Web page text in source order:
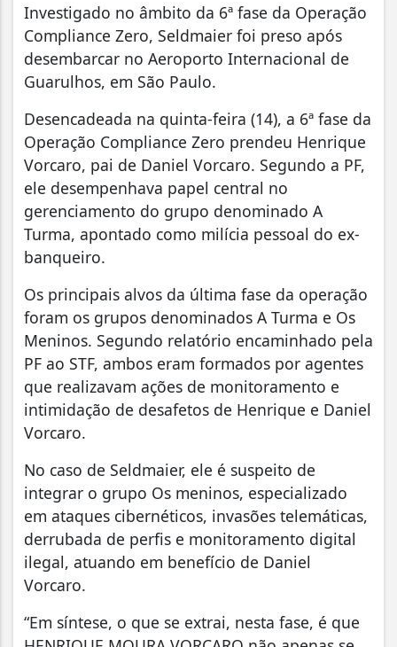
Investigado no âmbito da 6ª fase da Operação
Compliance Zero, Seldmaier foi preso após
desembarcar no Aeroporto Internacional de
Guarulhos, em São Paulo.
Desencadeada na quinta-feira (14), a 6ª fase da
Operação Compliance Zero prendeu Henrique
Vorcaro, pai de Daniel Vorcaro. Segundo a PF,
ele desempenhava papel central no
gerenciamento do grupo denominado A
Turma, apontado como milícia pessoal do ex-
banqueiro.
Os principais alvos da última fase da operação
foram os grupos denominados A Turma e Os
Meninos. Segundo relatório encaminhado pela
PF ao STF, ambos eram formados por agentes
que realizavam ações de monitoramento e
intimidação de desafetos de Henrique e Daniel
Vorcaro.
No caso de Seldmaier, ele é suspeito de
integrar o grupo Os meninos, especializado
em ataques cibernéticos, invasões telemáticas,
derrubada de perfis e monitoramento digital
ilegal, atuando em benefício de Daniel
Vorcaro.
“Em síntese, o que se extrai, nesta fase, é que